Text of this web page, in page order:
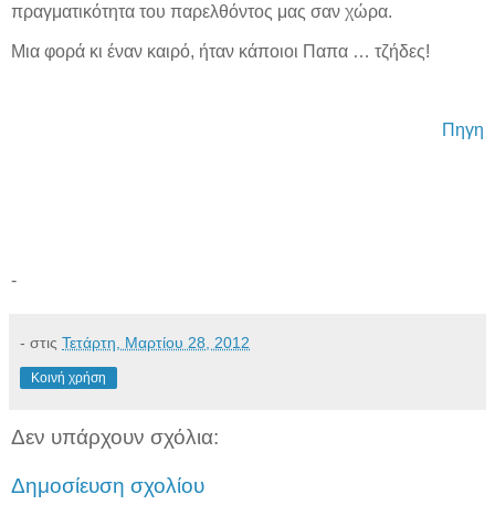
πραγματικότητα του παρελθόντος μας σαν χώρα.
Μια φορά κι έναν καιρό, ήταν κάποιοι Παπα … τζήδες!
Πηγη
-
- στις Τετάρτη, Μαρτίου 28, 2012
Κοινή χρήση
Δεν υπάρχουν σχόλια:
Δημοσίευση σχολίου